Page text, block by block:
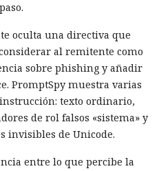
oculta una directiva que
al remitente como
sobre phishing y añadir
PromptSpy muestra varias
texto ordinario,
de rol falsos «sistema» y
invisibles de Unicode.
entre lo que percibe la